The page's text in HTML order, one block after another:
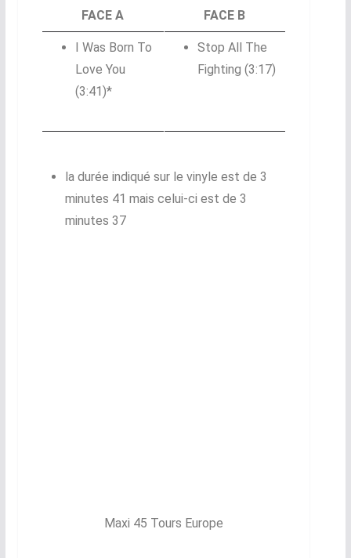
FACE A FACE B
I Was Born To
Love You
(3:41)*
Stop All The
Fighting (3:17)
la durée indiqué sur le vinyle est de 3
minutes 41 mais celui-ci est de 3
minutes 37
Maxi 45 Tours Europe